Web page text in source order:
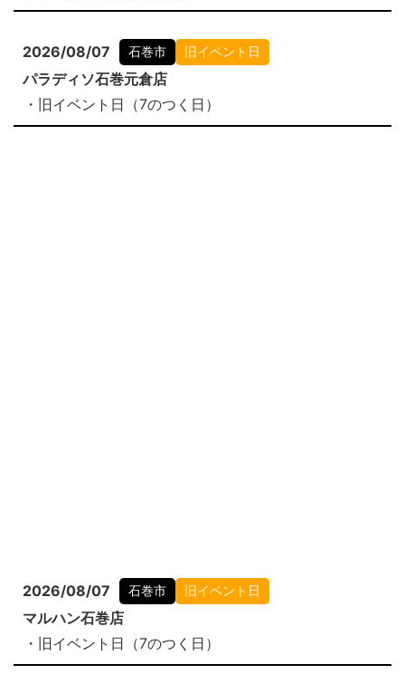
2026/08/07 石巻市 旧イベント日
パラディソ石巻元倉店
・旧イベント日（7のつく日）
2026/08/07 石巻市 旧イベント日
マルハン石巻店
・旧イベント日（7のつく日）